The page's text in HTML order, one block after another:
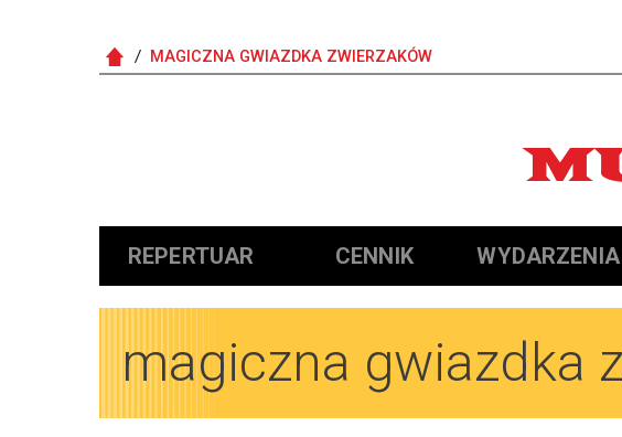
MAGICZNA GWIAZDKA ZWIERZAKÓW
Główna nawigacja
REPERTUAR CENNIK WYDARZENIA
magiczna gwiazdka